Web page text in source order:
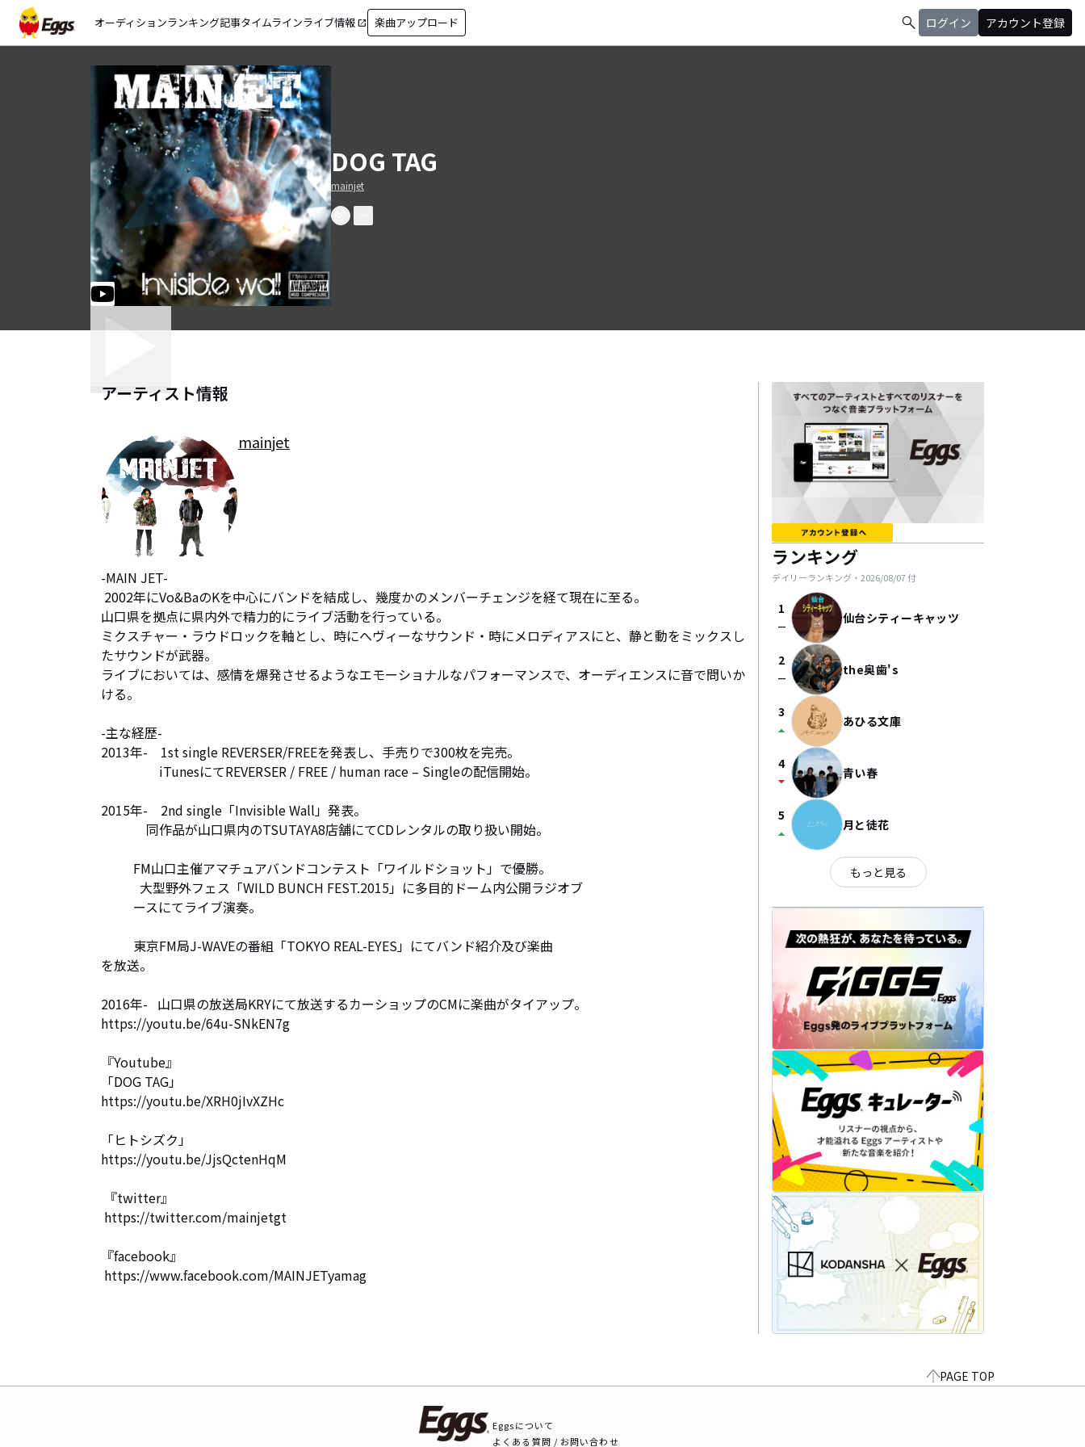
オーディションランキング記事タイムラインライブ情報 open_in_new 楽曲アップロード search ログイン アカウント登録
DOG TAG
mainjet
アーティスト情報
mainjet
-MAIN JET-
山口県を拠点に県内外で精力的にライブ活動を行っている。
ミクスチャー・ラウドロックを軸とし、時にへヴィーなサウンド・時にメロディアスにと、静と動をミックスし
たサウンドが武器。
ライブにおいては、感情を爆発させるようなエモーショナルなパフォーマンスで、オーディエンスに音で問いか
ける。
-主な経歴-
2013年-　1st single REVERSER/FREEを発表し、手売りで300枚を完売。
iTunesにてREVERSER / FREE / human race – Singleの配信開始。
2015年-　2nd single「Invisible Wall」発表。
大型野外フェス「WILD BUNCH FEST.2015」に多目的ドーム内公開ラジオブ
を放送。
2016年-   山口県の放送局KRYにて放送するカーショップのCMに楽曲がタイアップ。
https://youtu.be/64u-SNkEN7g
『Youtube』
「DOG TAG」
https://youtu.be/XRH0jIvXZHc
「ヒトシズク」
https://youtu.be/JjsQctenHqM
『facebook』
https://www.facebook.com/MAINJETyamag
ランキング
デイリーランキング・ 2026/08/07付
1
check_indeterminate_small 仙台シティーキャッツ
2
check_indeterminate_small the奥歯's
3
arrow_drop_up あひる文庫
4
arrow_drop_down 青い春
5
arrow_drop_up 月と徒花
もっと見る
PAGE TOP
Eggsについて
よくある質問 / お問い合わせ